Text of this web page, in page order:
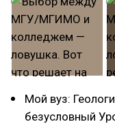
Мой вуз:
безусловный